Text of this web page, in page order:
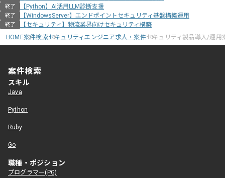
終了 【Python】AI活用LLM診断支援
終了 【WindowsServer】エンドポイントセキュリティ基盤構築運用
終了
【セキュリティ】物流業界向けセキュリティ構築
HOME案件検索セキュリティエンジニア求人・案件セキュリティ製品導入/運用
案件検索
スキル
Java
Python
Ruby
Go
職種・ポジション
プログラマー(PG)